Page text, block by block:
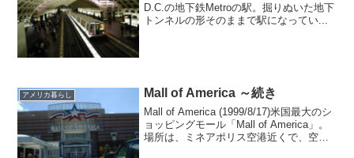
D.C.の地下鉄Metroの駅。掘りぬいた地下
トンネルの形そのままで駅になってい...
アメリカ暮らし Mall of America ～続き
Mall of America (1999/8/17)米国最大のシ
ョッピングモール「Mall of America」。
場所は、ミネアポリス空港近くで、空港